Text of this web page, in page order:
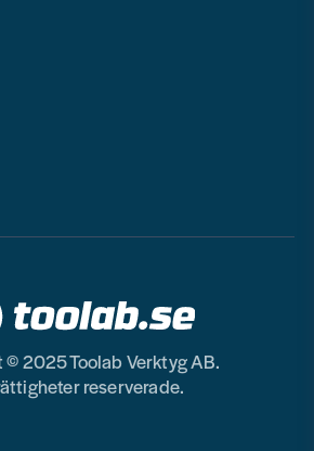
2025 Toolab Verktyg AB.
reserverade.